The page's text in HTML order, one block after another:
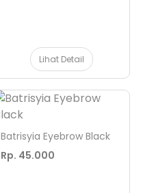
Lihat Detail
Batrisyia Eyebrow Black
Rp. 45.000